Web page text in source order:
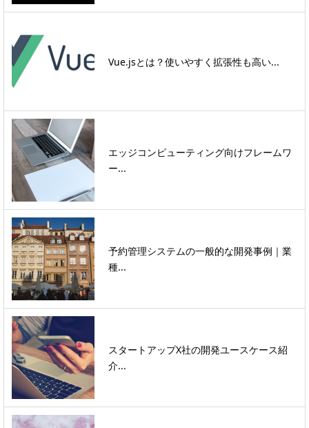
Vue.jsとは？使いやすく拡張性も高い...
エッジコンピューティング向けフレームワ
ー...
予約管理システムの一般的な開発事例｜業
種...
スタートアップX社の開発ユースケース紹
介...